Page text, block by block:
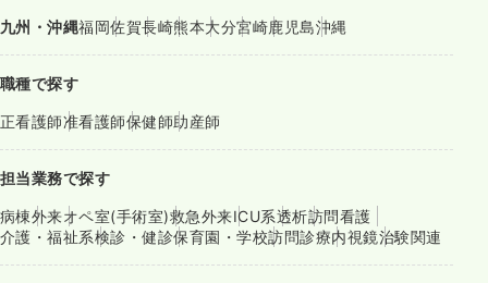
九州・沖縄福岡佐賀長崎熊本大分宮崎鹿児島沖縄
職種で探す
正看護師准看護師保健師助産師
担当業務で探す
病棟外来オペ室(手術室)救急外来ICU系透析訪問看護
介護・福祉系検診・健診保育園・学校訪問診療内視鏡治験関連